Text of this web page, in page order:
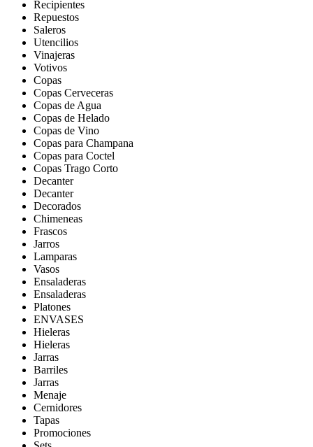
Recipientes
Repuestos
Saleros
Utencilios
Vinajeras
Votivos
Copas
Copas Cerveceras
Copas de Agua
Copas de Helado
Copas de Vino
Copas para Champana
Copas para Coctel
Copas Trago Corto
Decanter
Decanter
Decorados
Chimeneas
Frascos
Jarros
Lamparas
Vasos
Ensaladeras
Ensaladeras
Platones
ENVASES
Hieleras
Hieleras
Jarras
Barriles
Jarras
Menaje
Cernidores
Tapas
Promociones